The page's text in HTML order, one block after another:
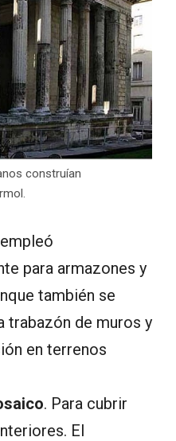
construían
para armazones y
también se
trabazón de muros y
en terrenos
. Para cubrir
El